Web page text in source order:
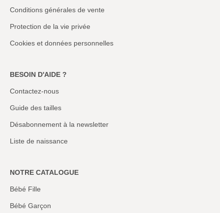
Conditions générales de vente
Protection de la vie privée
Cookies et données personnelles
BESOIN D'AIDE ?
Contactez-nous
Guide des tailles
Désabonnement à la newsletter
Liste de naissance
NOTRE CATALOGUE
Bébé Fille
Bébé Garçon